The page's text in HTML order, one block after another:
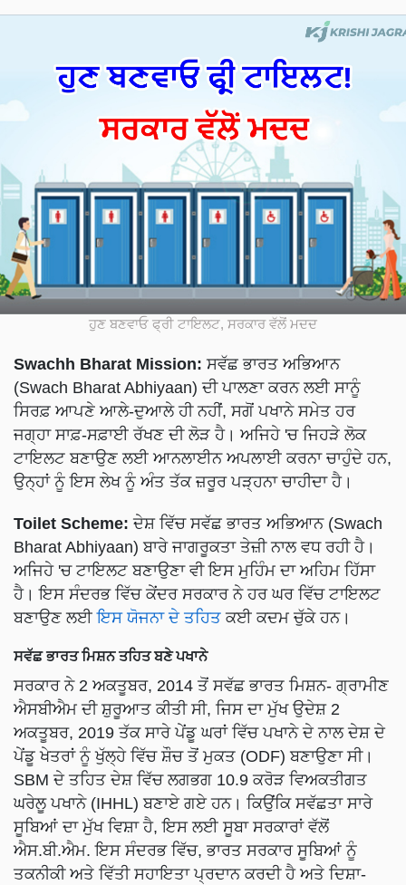
ਹੁਣ ਬਣਵਾਓ ਫ੍ਰੀ ਟਾਇਲਟ, ਸਰਕਾਰ ਵੱਲੋਂ ਮਦਦ
Swachh Bharat Mission: ਸਵੱਛ ਭਾਰਤ ਅਭਿਆਨ
(Swach Bharat Abhiyaan) ਦੀ ਪਾਲਣਾ ਕਰਨ ਲਈ ਸਾਨੂੰ
ਸਿਰਫ਼ ਆਪਣੇ ਆਲੇ-ਦੁਆਲੇ ਹੀ ਨਹੀਂ, ਸਗੋਂ ਪਖਾਨੇ ਸਮੇਤ ਹਰ
ਜਗ੍ਹਾ ਸਾਫ਼-ਸਫ਼ਾਈ ਰੱਖਣ ਦੀ ਲੋੜ ਹੈ। ਅਜਿਹੇ 'ਚ ਜਿਹੜੇ ਲੋਕ
ਟਾਇਲਟ ਬਣਾਉਣ ਲਈ ਆਨਲਾਈਨ ਅਪਲਾਈ ਕਰਨਾ ਚਾਹੁੰਦੇ ਹਨ,
ਉਨ੍ਹਾਂ ਨੂੰ ਇਸ ਲੇਖ ਨੂੰ ਅੰਤ ਤੱਕ ਜ਼ਰੂਰ ਪੜ੍ਹਨਾ ਚਾਹੀਦਾ ਹੈ।
Toilet Scheme: ਦੇਸ਼ ਵਿੱਚ ਸਵੱਛ ਭਾਰਤ ਅਭਿਆਨ (Swach
Bharat Abhiyaan) ਬਾਰੇ ਜਾਗਰੂਕਤਾ ਤੇਜ਼ੀ ਨਾਲ ਵਧ ਰਹੀ ਹੈ।
ਅਜਿਹੇ 'ਚ ਟਾਇਲਟ ਬਣਾਉਣਾ ਵੀ ਇਸ ਮੁਹਿੰਮ ਦਾ ਅਹਿਮ ਹਿੱਸਾ
ਹੈ। ਇਸ ਸੰਦਰਭ ਵਿੱਚ ਕੇਂਦਰ ਸਰਕਾਰ ਨੇ ਹਰ ਘਰ ਵਿੱਚ ਟਾਇਲਟ
ਬਣਾਉਣ ਲਈਇਸ ਯੋਜਨਾ ਦੇ ਤਹਿਤ ਕਈ ਕਦਮ ਚੁੱਕੇ ਹਨ।
ਸਵੱਛ ਭਾਰਤ ਮਿਸ਼ਨ ਤਹਿਤ ਬਣੇ ਪਖਾਨੇ
ਸਰਕਾਰ ਨੇ 2 ਅਕਤੂਬਰ, 2014 ਤੋਂ ਸਵੱਛ ਭਾਰਤ ਮਿਸ਼ਨ- ਗ੍ਰਾਮੀਣ
ਐਸਬੀਐਮ ਦੀ ਸ਼ੁਰੂਆਤ ਕੀਤੀ ਸੀ, ਜਿਸ ਦਾ ਮੁੱਖ ਉਦੇਸ਼ 2
ਅਕਤੂਬਰ, 2019 ਤੱਕ ਸਾਰੇ ਪੇਂਡੂ ਘਰਾਂ ਵਿੱਚ ਪਖਾਨੇ ਦੇ ਨਾਲ ਦੇਸ਼ ਦੇ
ਪੇਂਡੂ ਖੇਤਰਾਂ ਨੂੰ ਖੁੱਲ੍ਹੇ ਵਿੱਚ ਸ਼ੌਚ ਤੋਂ ਮੁਕਤ (ODF) ਬਣਾਉਣਾ ਸੀ।
SBM ਦੇ ਤਹਿਤ ਦੇਸ਼ ਵਿੱਚ ਲਗਭਗ 10.9 ਕਰੋੜ ਵਿਅਕਤੀਗਤ
ਘਰੇਲੂ ਪਖਾਨੇ (IHHL) ਬਣਾਏ ਗਏ ਹਨ। ਕਿਉਂਕਿ ਸਵੱਛਤਾ ਸਾਰੇ
ਸੂਬਿਆਂ ਦਾ ਮੁੱਖ ਵਿਸ਼ਾ ਹੈ, ਇਸ ਲਈ ਸੂਬਾ ਸਰਕਾਰਾਂ ਵੱਲੋਂ
ਐਸ.ਬੀ.ਐਮ. ਇਸ ਸੰਦਰਭ ਵਿੱਚ, ਭਾਰਤ ਸਰਕਾਰ ਸੂਬਿਆਂ ਨੂੰ
ਤਕਨੀਕੀ ਅਤੇ ਵਿੱਤੀ ਸਹਾਇਤਾ ਪ੍ਰਦਾਨ ਕਰਦੀ ਹੈ ਅਤੇ ਦਿਸ਼ਾ-